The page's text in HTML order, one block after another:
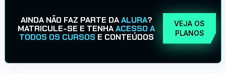
AINDA NÃO FAZ PARTE DAALURA?
MATRICULE-SE E TENHAACESSO A
TODOS OS CURSOS E CONTEÚDOS
VEJA OS
PLANOS